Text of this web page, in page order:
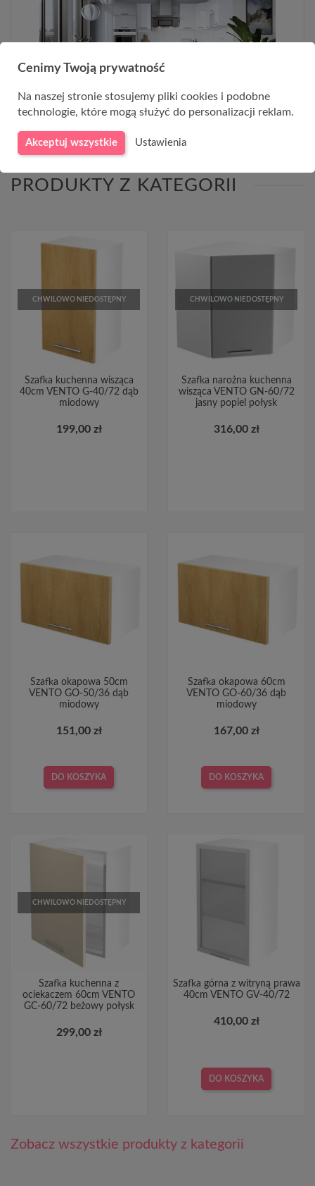
PRODUKTY Z KATEGORII
CHWILOWO NIEDOSTĘPNY
Szafka kuchenna wisząca
40cm VENTO G-40/72 dąb
miodowy
199,00 zł
CHWILOWO NIEDOSTĘPNY
Szafka narożna kuchenna
wisząca VENTO GN-60/72
jasny popiel połysk
316,00 zł
Szafka okapowa 50cm
VENTO GO-50/36 dąb
miodowy
151,00 zł
DO KOSZYKA
Szafka okapowa 60cm
VENTO GO-60/36 dąb
miodowy
167,00 zł
DO KOSZYKA
CHWILOWO NIEDOSTĘPNY
Szafka kuchenna z
ociekaczem 60cm VENTO
GC-60/72 beżowy połysk
299,00 zł
Szafka górna z witryną prawa
40cm VENTO GV-40/72
410,00 zł
DO KOSZYKA
Zobacz wszystkie produkty z kategorii
Cenimy Twoją prywatność
Na naszej stronie stosujemy pliki cookies i podobne
technologie, które mogą służyć do personalizacji reklam.
Akceptuj wszystkie Ustawienia